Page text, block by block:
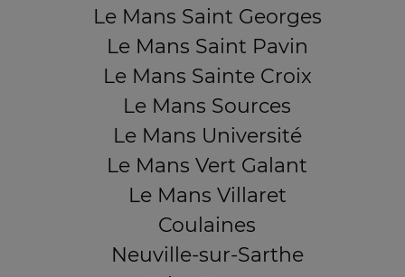
Le Mans Saint Georges
Le Mans Saint Pavin
Le Mans Sainte Croix
Le Mans Sources
Le Mans Université
Le Mans Vert Galant
Le Mans Villaret
Coulaines
Neuville-sur-Sarthe